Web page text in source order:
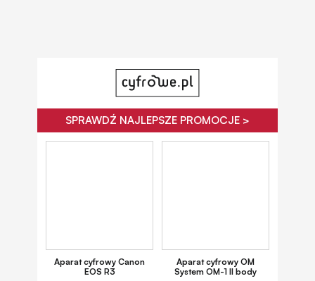
SPRAWDŹ NAJLEPSZE PROMOCJE >
Aparat cyfrowy Canon
EOS R3
Aparat cyfrowy OM
System OM-1 II body